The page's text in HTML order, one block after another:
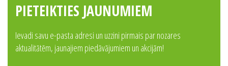
PIETEIKTIES JAUNUMIEM
Ievadi savu e-pasta adresi un uzzini pirmais par nozares
aktualitātēm, jaunajiem piedāvājumiem un akcijām!